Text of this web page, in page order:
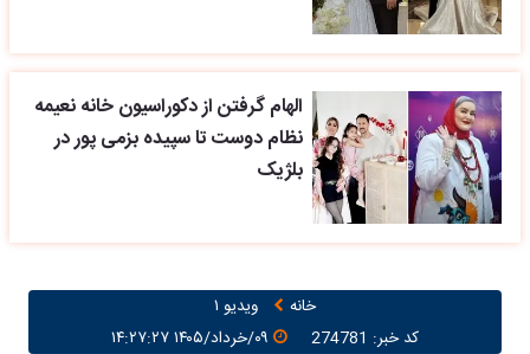
الهام گرفتن از دکوراسیون خانه نعیمه
نظام دوست تا سپیده بزمی پور در
بلژیک
خانه
ویدیو ۱
کد خبر: 274781